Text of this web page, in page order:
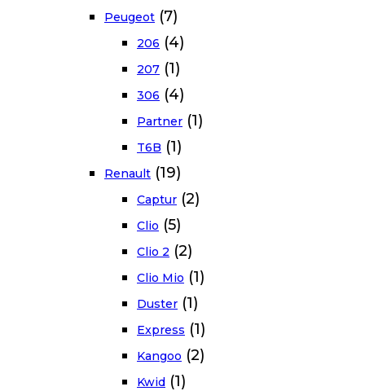
Peugeot (7)
206 (4)
207 (1)
306 (4)
Partner (1)
T6B (1)
Renault (19)
Captur (2)
Clio (5)
Clio 2 (2)
Clio Mio (1)
Duster (1)
Express (1)
Kangoo (2)
Kwid (1)